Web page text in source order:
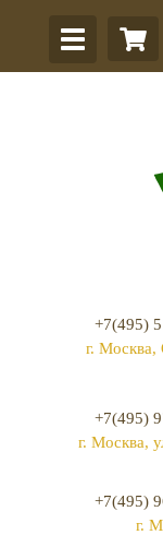
+7(495)
г.
+7(495)
г. Москва,
+7(495)
г.